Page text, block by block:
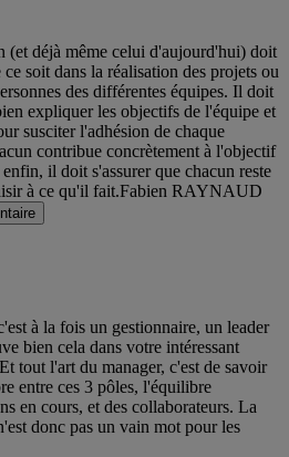
(et déjà même celui d'aujourd'hui) doit
soit dans la réalisation des projets ou
des différentes équipes. Il doit
expliquer les objectifs de l'équipe et
susciter l'adhésion de chaque
contribue concrètement à l'objectif
il doit s'assurer que chacun reste
à ce qu'il fait.Fabien RAYNAUD
à la fois un gestionnaire, un leader
bien cela dans votre intéressant
tout l'art du manager, c'est de savoir
entre ces 3 pôles, l'équilibre
en cours, et des collaborateurs. La
donc pas un vain mot pour les